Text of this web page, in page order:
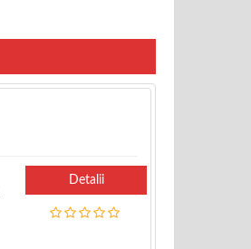
Detalii